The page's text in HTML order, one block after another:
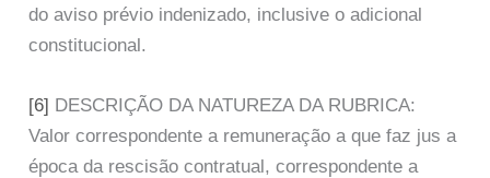
do aviso prévio indenizado, inclusive o adicional
constitucional.
[6] DESCRIÇÃO DA NATUREZA DA RUBRICA:
Valor correspondente a remuneração a que faz jus a
época da rescisão contratual, correspondente a